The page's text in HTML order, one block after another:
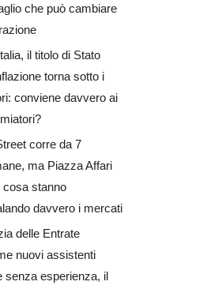
che può cambiare
il titolo di Stato
torna sotto i
conviene davvero ai
corre da 7
ma Piazza Affari
cosa stanno
davvero i mercati
delle Entrate
nuovi assistenti
senza esperienza, il